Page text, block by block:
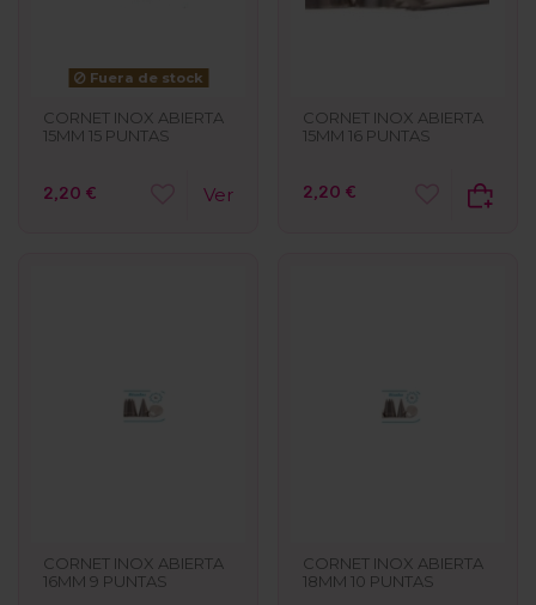
Fuera de stock
CORNET INOX ABIERTA
15MM 15 PUNTAS
2,20 € Ver
CORNET INOX ABIERTA
15MM 16 PUNTAS
2,20 €
CORNET INOX ABIERTA
16MM 9 PUNTAS
CORNET INOX ABIERTA
18MM 10 PUNTAS